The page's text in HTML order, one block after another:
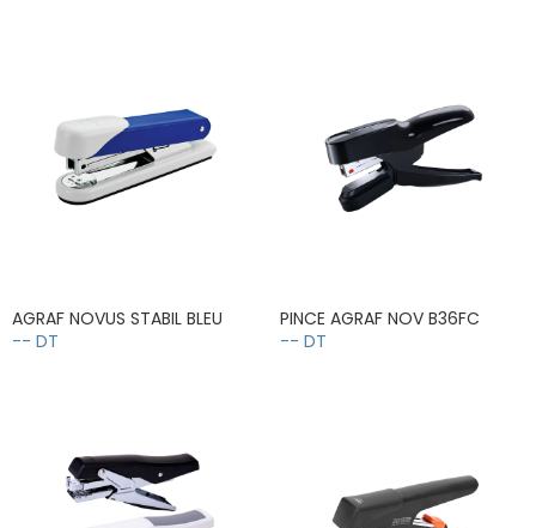
AGRAF NOVUS STABIL BLEU
-- DT
PINCE AGRAF NOV B36FC
-- DT